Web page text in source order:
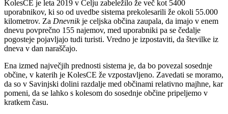
KolesCE je leta 2019 v Celju zabeležilo že več kot 5400
uporabnikov, ki so od uvedbe sistema prekolesarili že okoli 55.000
kilometrov. Za Dnevnikje celjska občina zaupala, da imajo v enem
dnevu povprečno 155 najemov, med uporabniki pa se čedalje
pogosteje pojavljajo tudi turisti. Vredno je izpostaviti, da številke iz
dneva v dan naraščajo.
Ena izmed največjih prednosti sistema je, da bo povezal sosednje
občine, v katerih je KolesCE že vzpostavljeno. Zavedati se moramo,
da so v Savinjski dolini razdalje med občinami relativno majhne, kar
pomeni, da se lahko s kolesom do sosednje občine pripeljemo v
kratkem času.